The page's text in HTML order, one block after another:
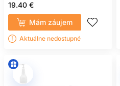
19.40 €
Mám záujem
Aktuálne nedostupné